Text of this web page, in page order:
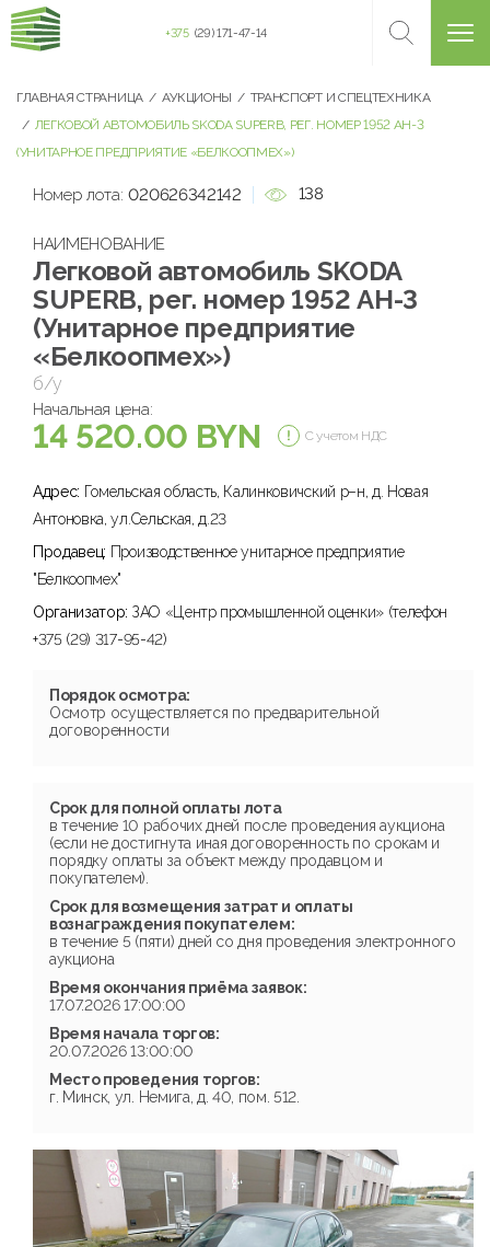
+375 (29) 171-47-14
ГЛАВНАЯ СТРАНИЦА АУКЦИОНЫ
ТРАНСПОРТ И СПЕЦТЕХНИКА
ЛЕГКОВОЙ АВТОМОБИЛЬ SKODA SUPERB, РЕГ. НОМЕР 1952 АН-3
(УНИТАРНОЕ ПРЕДПРИЯТИЕ «БЕЛКООПМЕХ»)
Номер лота: 020626342142 138
НАИМЕНОВАНИЕ
Легковой автомобиль SKODA
SUPERB, рег. номер 1952 АН-3
(Унитарное предприятие
«Белкоопмех»)
б/у
Начальная цена:
14 520.00 BYN С учетом НДС
Адрес: Гомельская область, Калинковичский р–н, д. Новая
Антоновка, ул.Сельская, д.23
Продавец: Производственное унитарное предприятие
"Белкоопмех"
Организатор: ЗАО «Центр промышленной оценки» (телефон
+375 (29) 317-95-42)
Порядок осмотра:
Осмотр осуществляется по предварительной
договоренности
Срок для полной оплаты лота
в течение 10 рабочих дней после проведения аукциона
(если не достигнута иная договоренность по срокам и
порядку оплаты за объект между продавцом и
покупателем).
Срок для возмещения затрат и оплаты
вознаграждения покупателем:
в течение 5 (пяти) дней со дня проведения электронного
аукциона
Время окончания приёма заявок:
17.07.2026 17:00:00
Время начала торгов:
20.07.2026 13:00:00
Место проведения торгов:
г. Минск, ул. Немига, д. 40, пом. 512.